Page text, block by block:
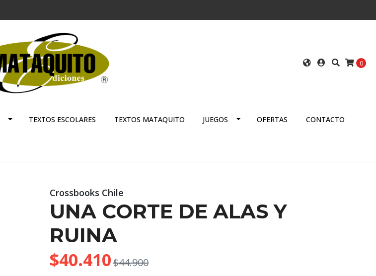
0
TEXTOS ESCOLARES TEXTOS MATAQUITO JUEGOS OFERTAS CONTACTO
Crossbooks Chile
UNA CORTE DE ALAS Y
RUINA
$40.410$44.900